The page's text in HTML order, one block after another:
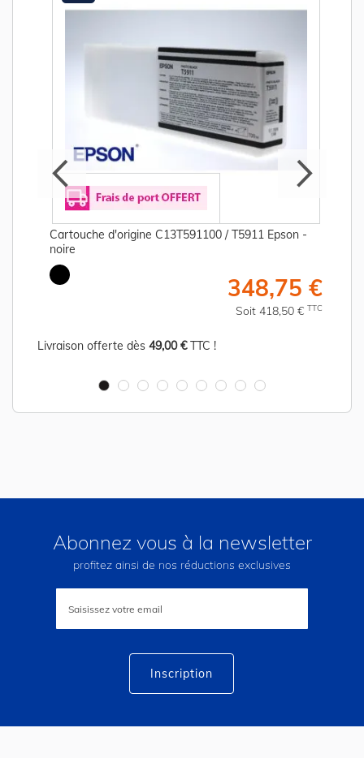
Cartouche d'origine C13T591100 / T5911 Epson -
noire
348,75 €
Soit 418,50 € TTC
Livraison offerte dès 49,00 €TTC !
Abonnez vous à la newsletter
profitez ainsi de nos réductions exclusives
lettre
Inscription